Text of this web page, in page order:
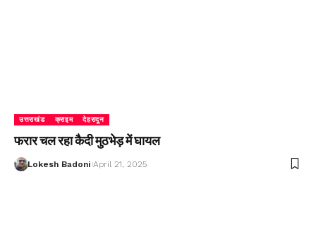
उत्तराखंड क्राइम देहरादून
फरार चल रहा कैदी मुठभेड़ में घायल
Lokesh Badoni April 21, 2025